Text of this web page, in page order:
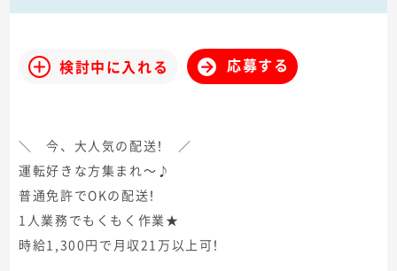
検討中に入れる 応募する
＼ 今、大人気の配送！ ／
運転好きな方集まれ～♪
普通免許でOKの配送！
1人業務でもくもく作業★
時給1,300円で月収21万以上可！